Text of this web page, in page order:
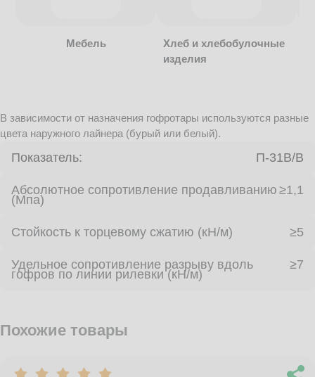
Мебель
Хлеб и хлебобулочные
изделия
В зависимости от назначения гофротары используются разные
цвета наружного лайнера (бурый или белый).
Показатель: П-31В/B
Абсолютное сопротивление продавливанию
(Мпа)
≥1,1
Стойкость к торцевому сжатию (кН/м) ≥5
Удельное сопротивление разрыву вдоль
гофров по линии рилевки (кН/м)
≥7
Похожие товары